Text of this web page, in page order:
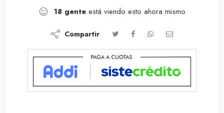
18 gente está viendo esto ahora mismo
Compartir